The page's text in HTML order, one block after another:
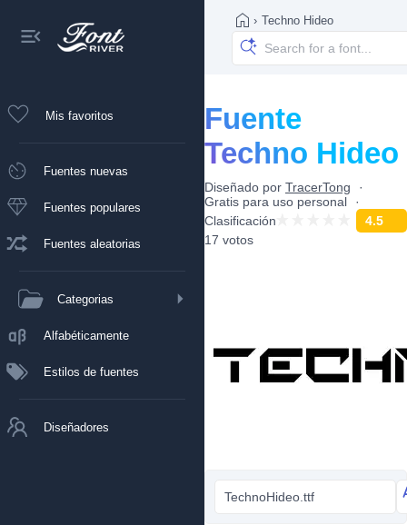
Mis favoritos
Fuentes nuevas
Fuentes populares
Fuentes aleatorias
Categorias
Alfabéticamente
Estilos de fuentes
Diseñadores
› Techno Hideo
Fuente
Techno Hideo
Diseñado por TracerTong
Gratis para uso personal
Clasificación
4.5
17 votos
TechnoHideo.ttf